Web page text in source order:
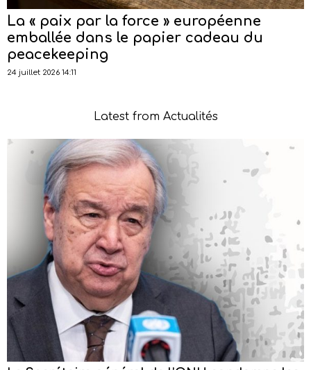
La « paix par la force » européenne
emballée dans le papier cadeau du
peacekeeping
24 juillet 2026 14:11
Latest from Actualités